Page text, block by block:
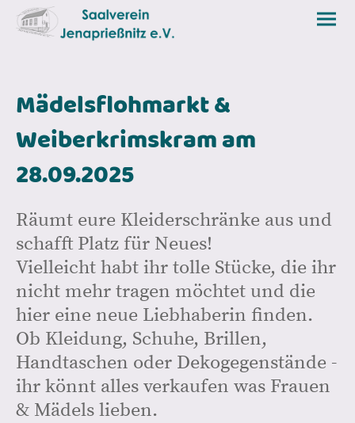
Mädelsflohmarkt &
Weiberkrimskram am
28.09.2025
Räumt eure Kleiderschränke aus und
schafft Platz für Neues!
Vielleicht habt ihr tolle Stücke, die ihr
nicht mehr tragen möchtet und die
hier eine neue Liebhaberin finden.
Ob Kleidung, Schuhe, Brillen,
Handtaschen oder Dekogegenstände -
ihr könnt alles verkaufen was Frauen
& Mädels lieben.